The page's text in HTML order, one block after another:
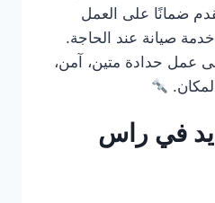
ضمانًا على العمل
خدمة صيانة عند الحاجة.
عمل حدادة متين، آمن،
في راس